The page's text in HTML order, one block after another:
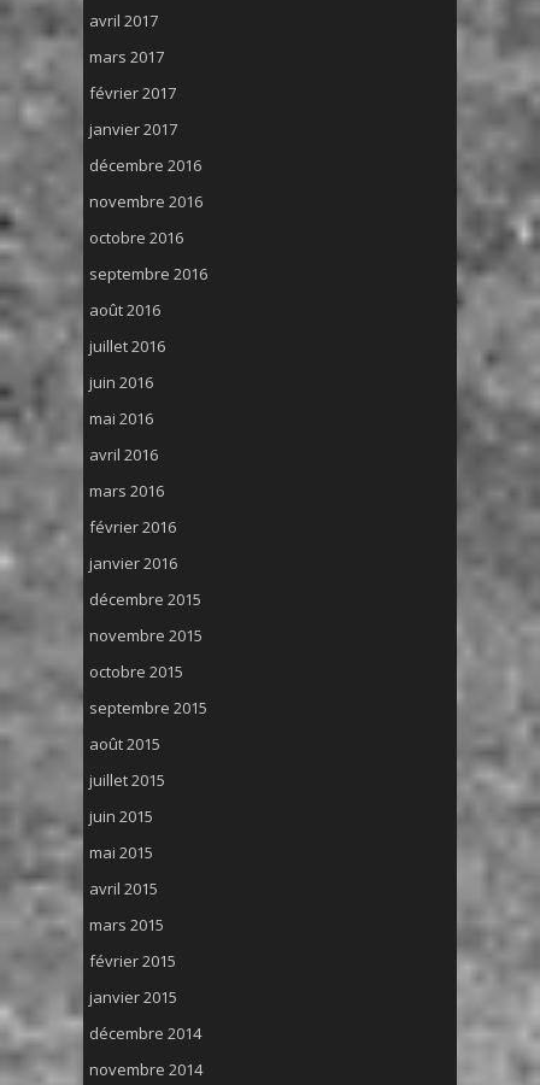
avril 2017
mars 2017
février 2017
janvier 2017
décembre 2016
novembre 2016
octobre 2016
septembre 2016
août 2016
juillet 2016
juin 2016
mai 2016
avril 2016
mars 2016
février 2016
janvier 2016
décembre 2015
novembre 2015
octobre 2015
septembre 2015
août 2015
juillet 2015
juin 2015
mai 2015
avril 2015
mars 2015
février 2015
janvier 2015
décembre 2014
novembre 2014